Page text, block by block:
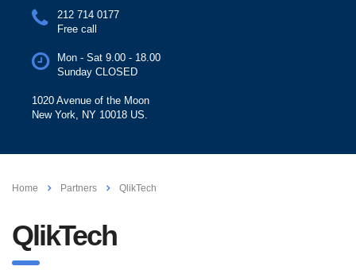
212 714 0177
Free call
Mon - Sat 9.00 - 18.00
Sunday CLOSED
1020 Avenue of the Moon
New York, NY 10018 US.
Home Partners QlikTech
QlikTech